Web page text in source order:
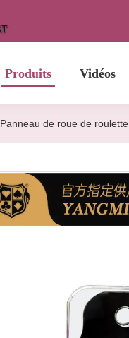
Produits Vidéos
Panneau de roue de roulette